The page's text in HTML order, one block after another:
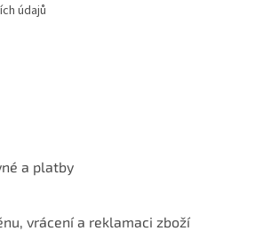
údajů
a platby
vrácení a reklamaci zboží